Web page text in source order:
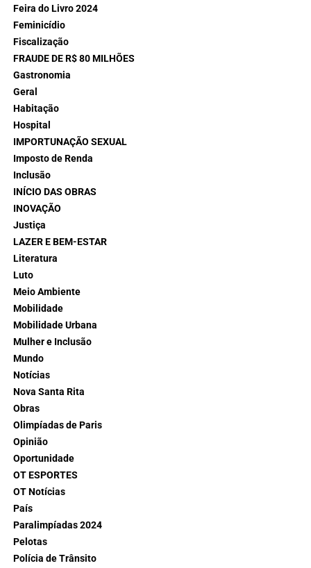
Feira do Livro 2024
Feminicídio
Fiscalização
FRAUDE DE R$ 80 MILHÕES
Gastronomia
Geral
Habitação
Hospital
IMPORTUNAÇÃO SEXUAL
Imposto de Renda
Inclusão
INÍCIO DAS OBRAS
INOVAÇÃO
Justiça
LAZER E BEM-ESTAR
Literatura
Luto
Meio Ambiente
Mobilidade
Mobilidade Urbana
Mulher e Inclusão
Mundo
Notícias
Nova Santa Rita
Obras
Olimpíadas de Paris
Opinião
Oportunidade
OT ESPORTES
OT Notícias
País
Paralimpíadas 2024
Pelotas
Polícia de Trânsito